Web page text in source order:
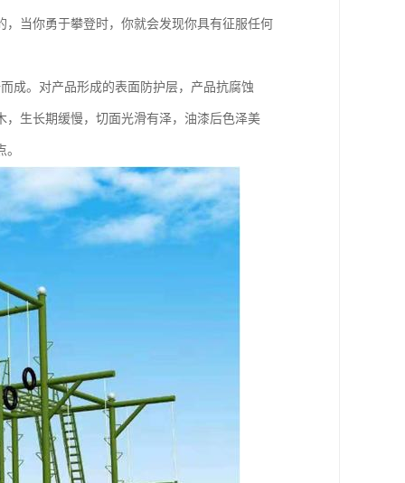
当你勇于攀登时，你就会发现你具有征服任何
成。对产品形成的表面防护层，产品抗腐蚀
生长期缓慢，切面光滑有泽，油漆后色泽美